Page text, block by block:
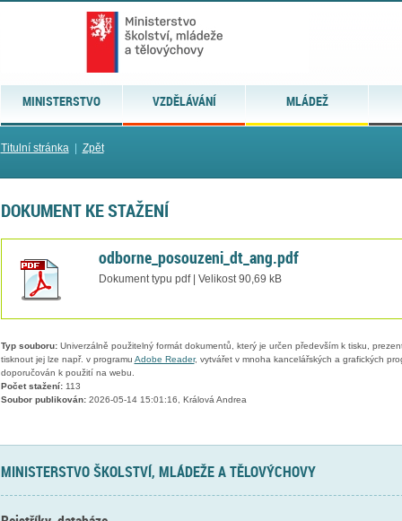
MINISTERSTVO VZDĚLÁVÁNÍ MLÁDEŽ
Titulní stránka| Zpět
DOKUMENT KE STAŽENÍ
odborne_posouzeni_dt_ang.pdf
Dokument typu pdf | Velikost 90,69 kB
Typ souboru:Univerzálně použitelný formát dokumentů, který je určen především k tisku,
tisknout jej lze např. v programu Adobe Reader, vytvářet v mnoha kancelářských a grafických
doporučován k použití na webu.
Počet stažení:113
Soubor publikován:2026-05-14 15:01:16, Králová Andrea
MINISTERSTVO ŠKOLSTVÍ, MLÁDEŽE A TĚLOVÝCHOVY